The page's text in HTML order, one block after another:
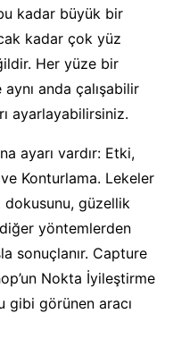
kadar büyük bir
kadar çok yüz
Her yüze bir
anda çalışabilir
ayarlayabilirsiniz.
ayarı vardır: Etki,
Konturlama. Lekeler
güzellik
yöntemlerden
sonuçlanır. Capture
Nokta İyileştirme
gibi görünen aracı